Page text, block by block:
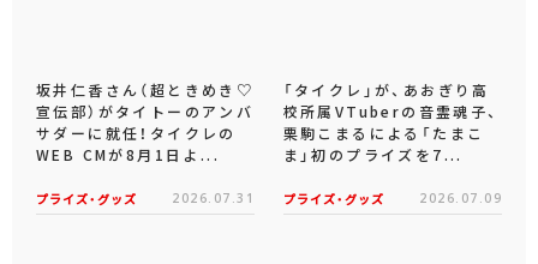
坂井仁香さん（超ときめき♡
宣伝部）がタイトーのアンバ
サダーに就任！タイクレの
WEB CMが8月1日よ...
プライズ・グッズ 2026.07.31
「タイクレ」が、あおぎり高
校所属VTuberの音霊魂子、
栗駒こまるによる「たまこ
ま」初のプライズを7...
プライズ・グッズ 2026.07.09